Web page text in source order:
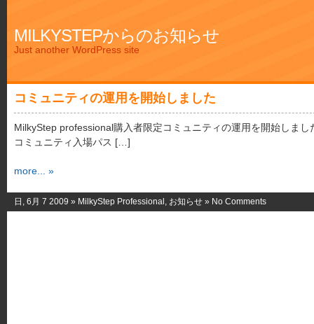
MILKYSTEPからのお知らせ
Just another WordPress site
コミュニティの運用を開始しました
MilkyStep professional購入者限定コミュニティの運用を開始しまし
コミュニティ入場パス […]
more... »
日, 6月 7 2009 » MilkyStep Professional , お知らせ » No Comments